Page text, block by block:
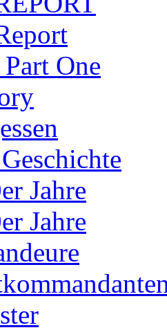
One
Jahre
Jahre